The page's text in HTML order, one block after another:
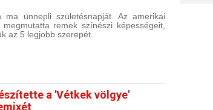
ma ünnepli születésnapját. Az amerikai
remek színészi képességeit,
az 5 legjobb szerepét.
a 'Vétkek völgye'